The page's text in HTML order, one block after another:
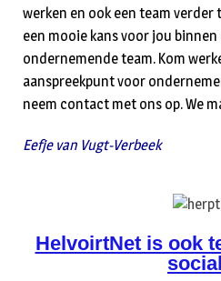
werken en ook een team verder
een mooie kans voor jou binnen
ondernemende team. Kom
aanspreekpunt voor
neem contact met ons op. We
Eefje van Vugt-Verbeek
HelvoirtNet is ook